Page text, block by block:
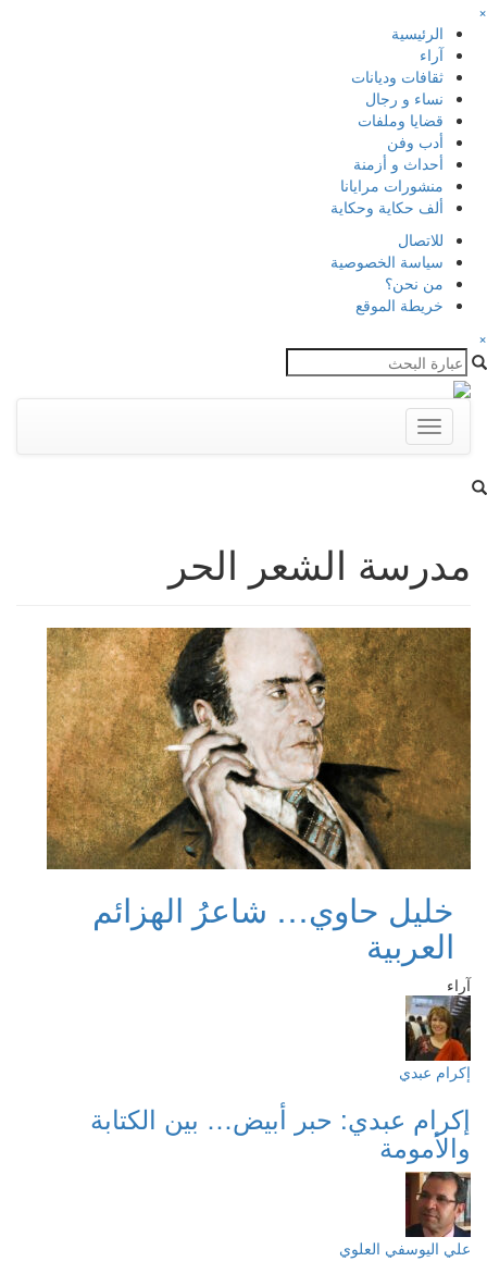
×
الرئيسية
آراء
ثقافات وديانات
نساء و رجال
قضايا وملفات
أدب وفن
أحداث و أزمنة
منشورات مرايانا
ألف حكاية وحكاية
للاتصال
سياسة الخصوصية
من نحن؟
خريطة الموقع
×
Toggle
navigation
مدرسة الشعر الحر
خليل حاوي… شاعرُ الهزائم
العربية
آراء
إكرام عبدي
إكرام عبدي: حبر أبيض… بين الكتابة
والأمومة
علي اليوسفي العلوي